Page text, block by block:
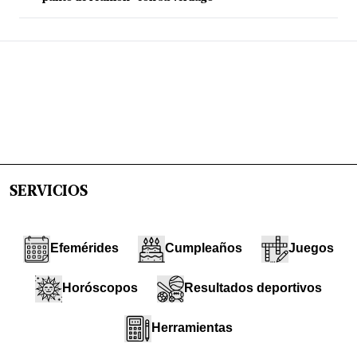
SERVICIOS
Efemérides Cumpleaños Juegos
Horóscopos Resultados deportivos
Herramientas